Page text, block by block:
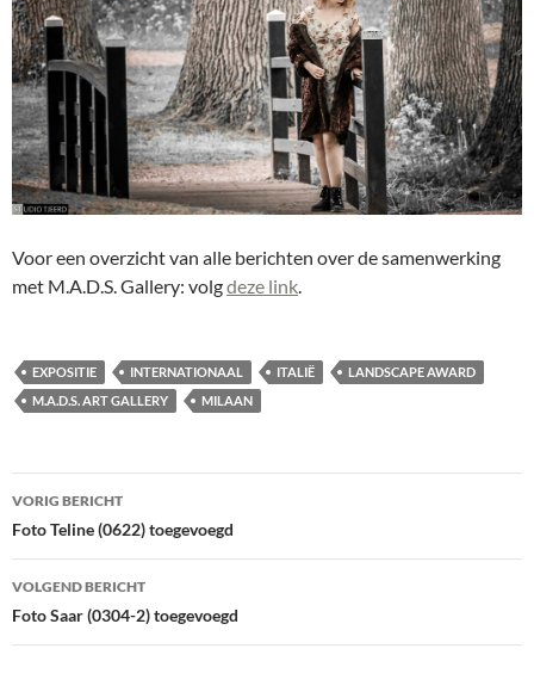
Voor een overzicht van alle berichten over de samenwerking
met M.A.D.S. Gallery: volgdeze link
EXPOSITIE INTERNATIONAAL ITALIË
LANDSCAPE AWARD
M.A.D.S. ART GALLERY
MILAAN
Bericht
navigatie
VORIG BERICHT
Foto Teline (0622) toegevoegd
VOLGEND BERICHT
Foto Saar (0304-2) toegevoegd